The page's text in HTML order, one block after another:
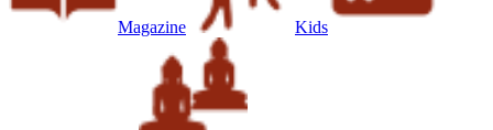
Magazine Kids